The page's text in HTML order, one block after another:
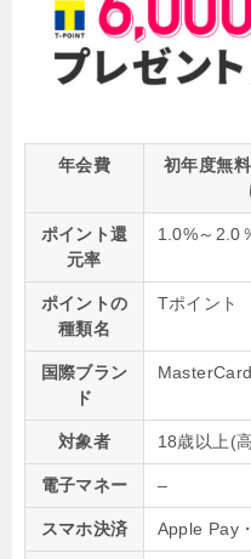
年会費
初年度無
ポイント還
元率
1.0%～2.0
ポイントの
種類名
Tポイント
国際ブラン
ド
MasterCard
対象者 18歳以上(
電子マネー –
スマホ決済 Apple Pay